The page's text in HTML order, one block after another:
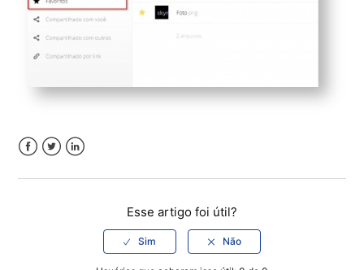
Interno - Skybox
Equipe Ativação
Esse artigo foi útil?